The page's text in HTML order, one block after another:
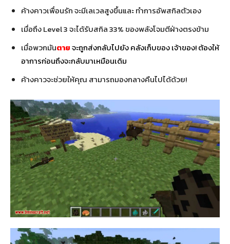
ค้างคาวเพื่อนรัก จะมีเลเวลสูงขึ้นและ ทำการอัพสกิลตัวเอง
เมื่อถึง Level 3 จะได้รับสกิล 33% ของพลังโจมตีฝ่างตรงข้าม
เมื่อพวกมันตายจะถูกส่งกลับไปยัง คลังเก็บของ เจ้าของ! ต้องให้
อาการก่อนถึงจะกลับมาเหมือนเดิม
ค้างคาวจะช่วยให้คุณ สามารถมองกลางคืนไปได้ด้วย!